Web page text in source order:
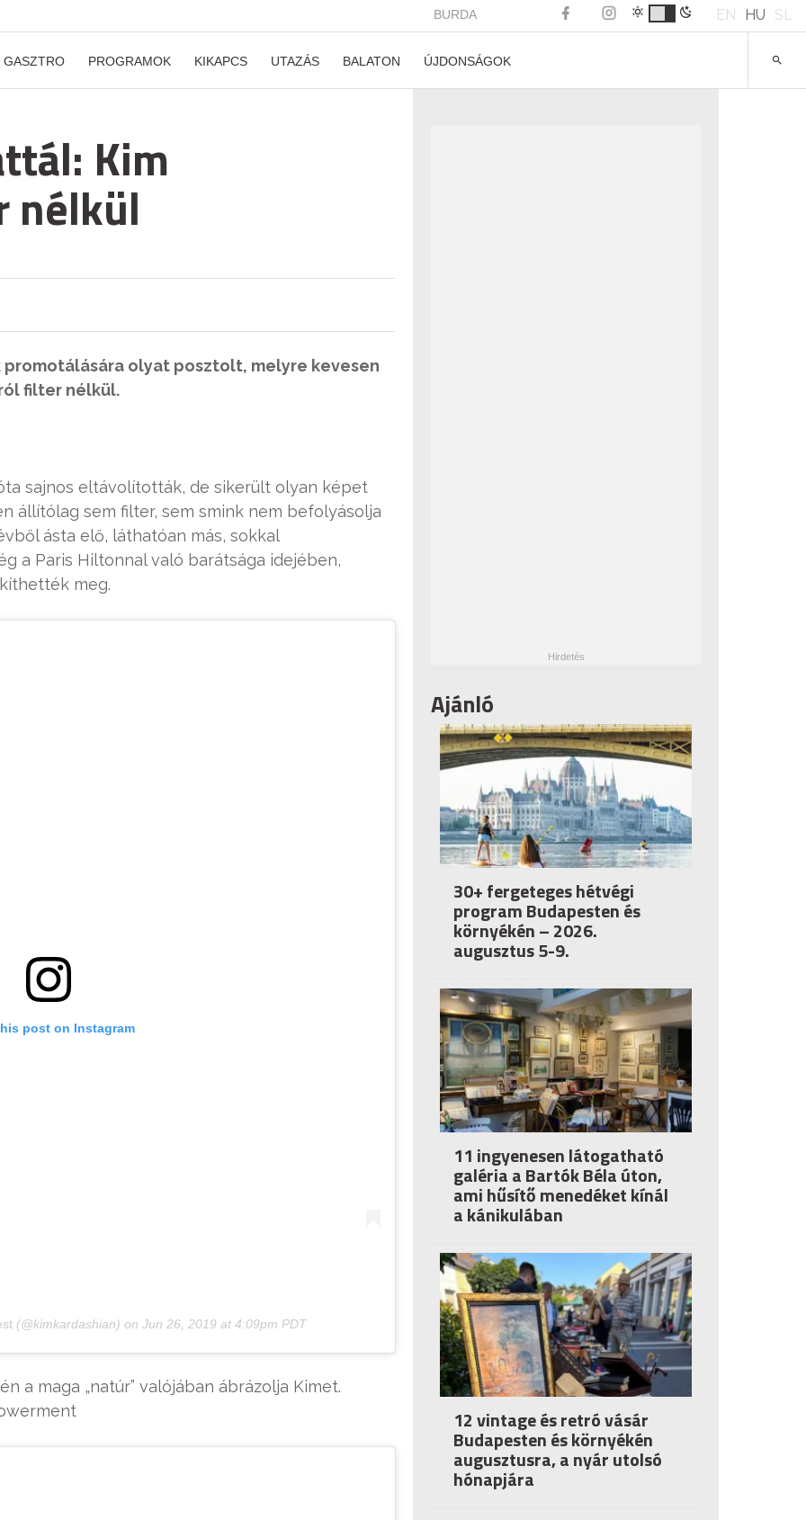
BURDA EN HU SL
GASZTRO PROGRAMOK KIKAPCS UTAZÁS BALATON ÚJDONSÁGOK
Kim
nélkül
promotálására olyat posztolt, melyre kevesen
filter nélkül.
sajnos eltávolították, de sikerült olyan képet
állítólag sem filter, sem smink nem befolyásolja
ásta elő, láthatóan más, sokkal
a Paris Hiltonnal való barátsága idejében,
meg.
post on Instagram
(@kimkardashian) on Jun 26, 2019 at 4:09pm PDT
a maga „natúr” valójában ábrázolja Kimet.
Ajánló
30+ fergeteges hétvégi
program Budapesten és
környékén – 2026.
augusztus 5-9.
11 ingyenesen látogatható
galéria a Bartók Béla úton,
ami hűsítő menedéket kínál
a kánikulában
12 vintage és retró vásár
Budapesten és környékén
augusztusra, a nyár utolsó
hónapjára